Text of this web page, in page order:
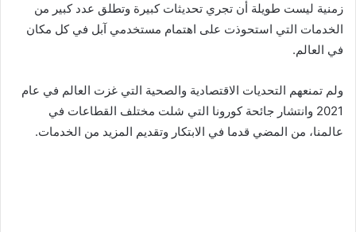
زمنية ليست طويلة أن تجري تحديثات كبيرة وتطلق عدد كبير من
الخدمات التي استحوذت على اهتمام مستخدمي آبل في كل مكان
في العالم.
ولم تمنعهم التحديات الاقتصادية والصحية التي غزت العالم في عام
2021 وانتشار جائحة كورونا التي شلت مختلف القطاعات في
عالمنا، من المضي قدما في الابتكار وتقديم المزيد من الخدمات.